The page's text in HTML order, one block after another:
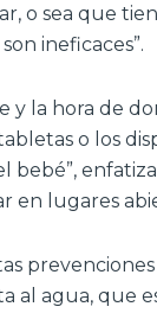
o sea que
ineficaces”.
y la hora de
o los
en lugares
al agua, que